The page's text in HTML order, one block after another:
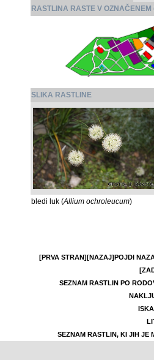
RASTLINA RASTE V OZNAČENEM
SLIKA RASTLINE
bledi luk (Allium ochroleucum)
[PRVA STRAN][NAZAJ]POJDI
SEZNAM RASTLIN PO
SEZNAM RASTLIN, KI JIH JE